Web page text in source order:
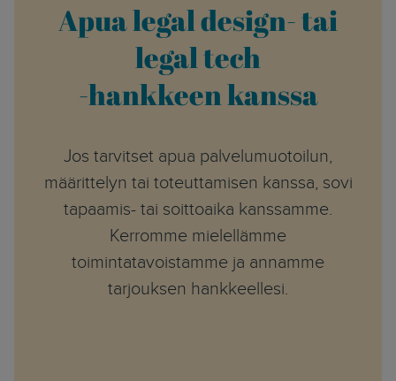
Apua legal design- tai
legal tech
-hankkeen kanssa
Jos tarvitset apua palvelumuotoilun,
määrittelyn tai toteuttamisen kanssa, sovi
tapaamis- tai soittoaika kanssamme.
Kerromme mielellämme
toimintatavoistamme ja annamme
tarjouksen hankkeellesi.